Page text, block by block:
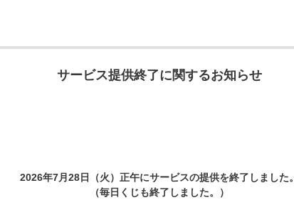
サービス提供終了に関するお知らせ
2026年7月28日（火）正午にサービスの提供を終了しました。
（毎日くじも終了しました。）